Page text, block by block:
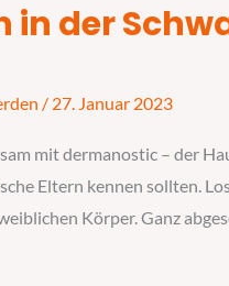
in der
/ 27. Januar 2023
mit dermanostic – der
Eltern kennen sollten.
Körper. Ganz